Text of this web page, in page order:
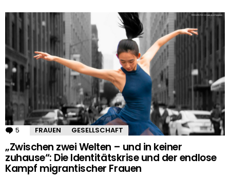
5 Kommentare
FRAUEN GESELLSCHAFT
„Zwischen zwei Welten – und in keiner
zuhause“: Die Identitätskrise und der endlose
Kampf migrantischer Frauen